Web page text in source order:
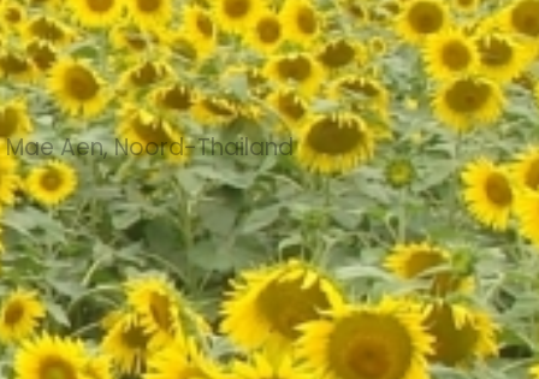
Aen, Noord-Thailand